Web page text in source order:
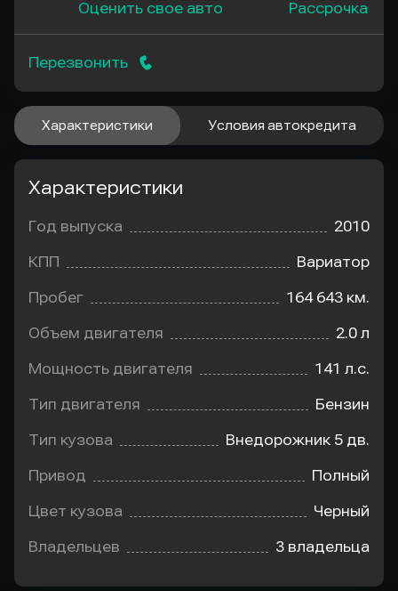
Оценить свое авто Рассрочка
Перезвонить
Характеристики Условия автокредита
Характеристики
Год выпуска 2010
КПП Вариатор
Пробег 164 643 км.
Объем двигателя 2.0 л
Мощность двигателя 141 л.с.
Тип двигателя Бензин
Тип кузова Внедорожник 5 дв.
Привод Полный
Цвет кузова Черный
Владельцев 3 владельца